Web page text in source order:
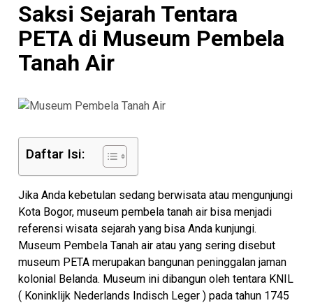
Saksi Sejarah Tentara
PETA di Museum Pembela
Tanah Air
Daftar Isi:
Jika Anda kebetulan sedang berwisata atau mengunjungi
Kota Bogor, museum pembela tanah air bisa menjadi
referensi wisata sejarah yang bisa Anda kunjungi.
Museum Pembela Tanah air atau yang sering disebut
museum PETA merupakan bangunan peninggalan jaman
kolonial Belanda. Museum ini dibangun oleh tentara KNIL
( Koninklijk Nederlands Indisch Leger ) pada tahun 1745